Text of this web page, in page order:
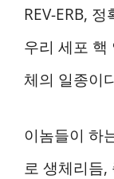
REV-ERB,
우리 세포 핵
체의 일종이
이놈들이 하
로 생체리듬,